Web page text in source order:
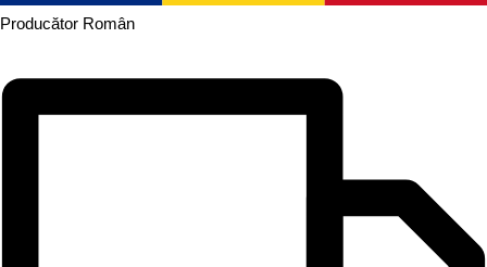
Producător Român